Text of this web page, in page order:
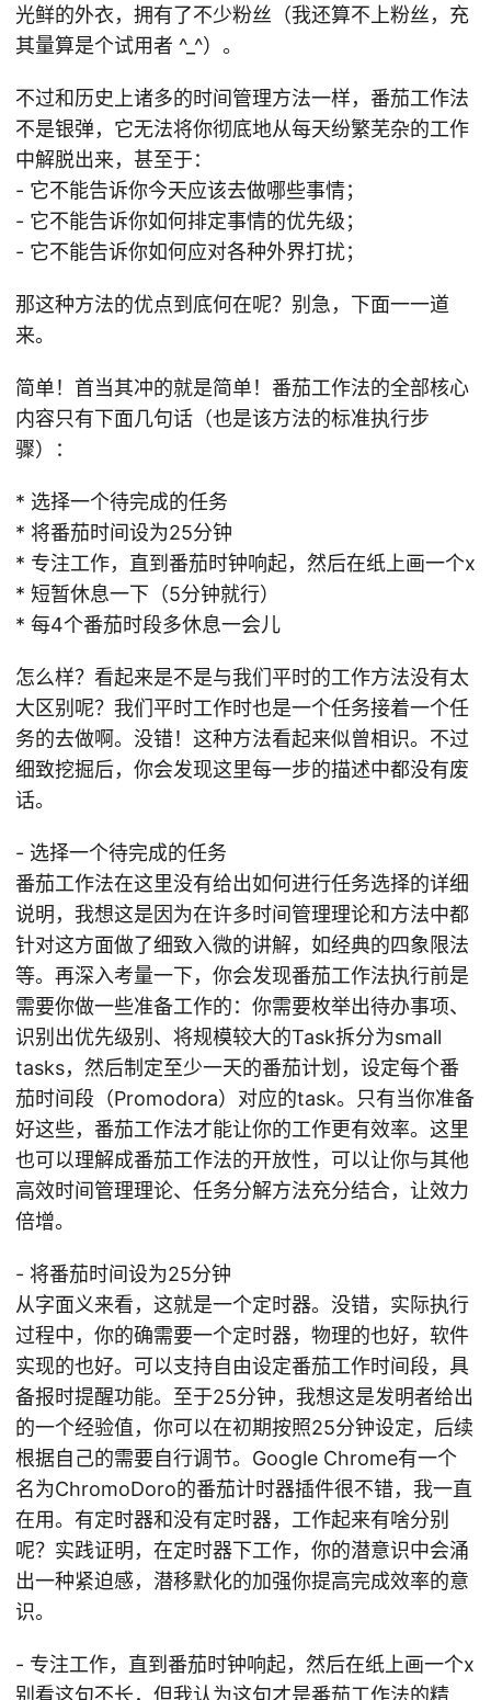
光鲜的外衣，拥有了不少粉丝（我还算不上粉丝，充
其量算是个试用者 ^_^）。
不过和历史上诸多的时间管理方法一样，番茄工作法
不是银弹，它无法将你彻底地从每天纷繁芜杂的工作
中解脱出来，甚至于：
- 它不能告诉你今天应该去做哪些事情；
- 它不能告诉你如何排定事情的优先级；
- 它不能告诉你如何应对各种外界打扰；
那这种方法的优点到底何在呢？别急，下面一一道
来。
简单！首当其冲的就是简单！番茄工作法的全部核心
内容只有下面几句话（也是该方法的标准执行步
骤）：
* 选择一个待完成的任务
* 将番茄时间设为25分钟
* 专注工作，直到番茄时钟响起，然后在纸上画一个x
* 短暂休息一下（5分钟就行）
* 每4个番茄时段多休息一会儿
怎么样？看起来是不是与我们平时的工作方法没有太
大区别呢？我们平时工作时也是一个任务接着一个任
务的去做啊。没错！这种方法看起来似曾相识。不过
细致挖掘后，你会发现这里每一步的描述中都没有废
话。
- 选择一个待完成的任务
番茄工作法在这里没有给出如何进行任务选择的详细
说明，我想这是因为在许多时间管理理论和方法中都
针对这方面做了细致入微的讲解，如经典的四象限法
等。再深入考量一下，你会发现番茄工作法执行前是
需要你做一些准备工作的：你需要枚举出待办事项、
识别出优先级别、将规模较大的Task拆分为small
tasks，然后制定至少一天的番茄计划，设定每个番
茄时间段（Promodora）对应的task。只有当你准备
好这些，番茄工作法才能让你的工作更有效率。这里
也可以理解成番茄工作法的开放性，可以让你与其他
高效时间管理理论、任务分解方法充分结合，让效力
倍增。
- 将番茄时间设为25分钟
从字面义来看，这就是一个定时器。没错，实际执行
过程中，你的确需要一个定时器，物理的也好，软件
实现的也好。可以支持自由设定番茄工作时间段，具
备报时提醒功能。至于25分钟，我想这是发明者给出
的一个经验值，你可以在初期按照25分钟设定，后续
根据自己的需要自行调节。Google Chrome有一个
名为ChromoDoro的番茄计时器插件很不错，我一直
在用。有定时器和没有定时器，工作起来有啥分别
呢？实践证明，在定时器下工作，你的潜意识中会涌
出一种紧迫感，潜移默化的加强你提高完成效率的意
识。
- 专注工作，直到番茄时钟响起，然后在纸上画一个x
别看这句不长，但我认为这句才是番茄工作法的精